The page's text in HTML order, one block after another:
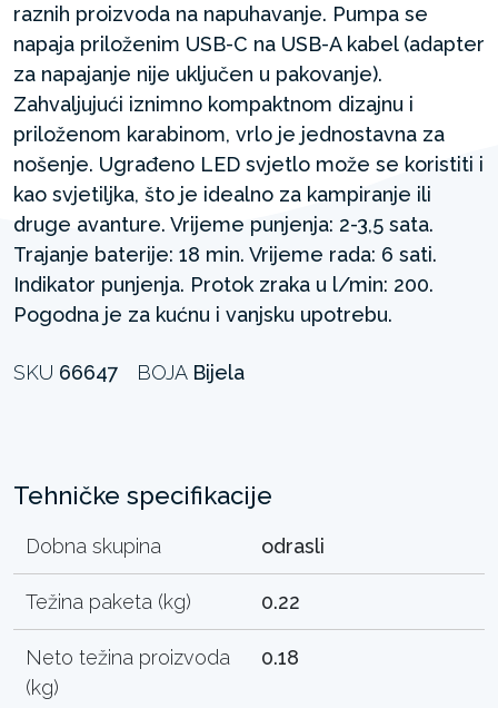
raznih proizvoda na napuhavanje. Pumpa se
napaja priloženim USB-C na USB-A kabel (adapter
za napajanje nije uključen u pakovanje).
Zahvaljujući iznimno kompaktnom dizajnu i
priloženom karabinom, vrlo je jednostavna za
nošenje. Ugrađeno LED svjetlo može se koristiti i
kao svjetiljka, što je idealno za kampiranje ili
druge avanture. Vrijeme punjenja: 2-3,5 sata.
Trajanje baterije: 18 min. Vrijeme rada: 6 sati.
Indikator punjenja. Protok zraka u l/min: 200.
Pogodna je za kućnu i vanjsku upotrebu.
SKU 66647 BOJA Bijela
Tehničke specifikacije
Dobna skupina odrasli
Težina paketa (kg) 0.22
Neto težina proizvoda
(kg)
0.18